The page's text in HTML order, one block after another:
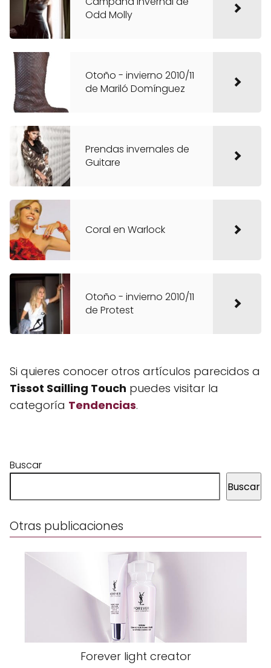
Odd Molly
Otoño - invierno 2010/11
de Mariló Domínguez
Prendas invernales de
Guitare
Coral en Warlock
Otoño - invierno 2010/11
de Protest
Si quieres conocer otros artículos parecidos a
Tissot Sailling Touch puedes visitar la
categoría Tendencias.
Buscar
Buscar
Otras publicaciones
Forever light creator